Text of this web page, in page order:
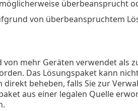
überbeansprucht
von überbeanspruchtem
von mehr Geräten verwendet als
Das Lösungspaket kann
direkt beheben, falls Sie zur
aus einer legalen Quelle